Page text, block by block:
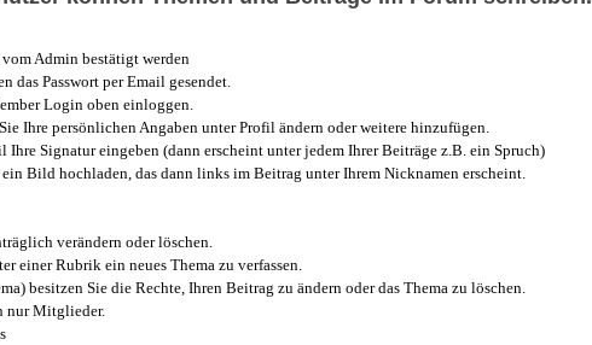
Admin bestätigt werden
das Passwort per Email gesendet.
Login oben einloggen.
Ihre persönlichen Angaben unter Profil ändern oder weitere hinzufügen.
Ihre Signatur eingeben (dann erscheint unter jedem Ihrer Beiträge z.B. ein Spruch)
Bild hochladen, das dann links im Beitrag unter Ihrem Nicknamen erscheint.
verändern oder löschen.
einer Rubrik ein neues Thema zu verfassen.
besitzen Sie die Rechte, Ihren Beitrag zu ändern oder das Thema zu löschen.
nur Mitglieder.